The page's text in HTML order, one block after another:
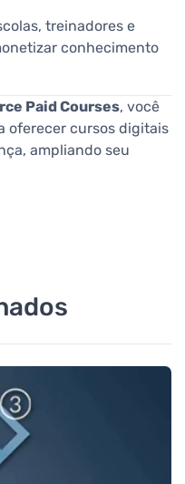
treinadores e
conhecimento
Paid Courses, você
oferecer cursos digitais
ampliando seu